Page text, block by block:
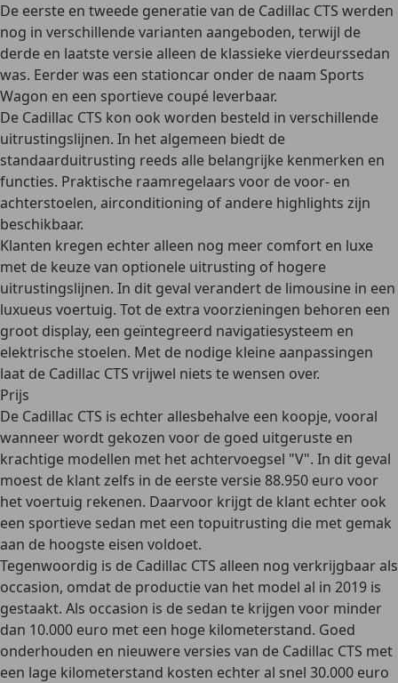
De eerste en tweede generatie van de Cadillac CTS werden
nog in verschillende varianten aangeboden, terwijl de
derde en laatste versie alleen de klassieke vierdeurssedan
was. Eerder was een stationcar onder de naam Sports
Wagon en een sportieve coupé leverbaar.
De Cadillac CTS kon ook worden besteld in verschillende
uitrustingslijnen. In het algemeen biedt de
standaarduitrusting reeds alle belangrijke kenmerken en
functies. Praktische raamregelaars voor de voor- en
achterstoelen, airconditioning of andere highlights zijn
beschikbaar.
Klanten kregen echter alleen nog meer comfort en luxe
met de keuze van optionele uitrusting of hogere
uitrustingslijnen. In dit geval verandert de limousine in een
luxueus voertuig. Tot de extra voorzieningen behoren een
groot display, een geïntegreerd navigatiesysteem en
elektrische stoelen. Met de nodige kleine aanpassingen
laat de Cadillac CTS vrijwel niets te wensen over.
Prijs
De Cadillac CTS is echter allesbehalve een koopje, vooral
wanneer wordt gekozen voor de goed uitgeruste en
krachtige modellen met het achtervoegsel "V". In dit geval
moest de klant zelfs in de eerste versie 88.950 euro voor
het voertuig rekenen. Daarvoor krijgt de klant echter ook
een sportieve sedan met een topuitrusting die met gemak
aan de hoogste eisen voldoet.
Tegenwoordig is de Cadillac CTS alleen nog verkrijgbaar als
occasion, omdat de productie van het model al in 2019 is
gestaakt. Als occasion is de sedan te krijgen voor minder
dan 10.000 euro met een hoge kilometerstand. Goed
onderhouden en nieuwere versies van de Cadillac CTS met
een lage kilometerstand kosten echter al snel 30.000 euro